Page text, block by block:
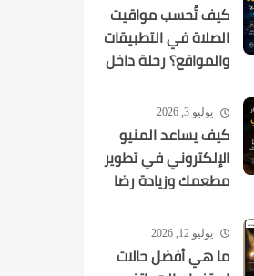
كيف تُحسب مواقيت
الصلاة في التطبيقات
والمواقع؟ رحلة داخل
يوليو 3, 2026
كيف يساعد المنيو
الإلكتروني في تطوير
مطعمك وزيادة رضا
يوليو 12, 2026
ما هي أفضل حالات